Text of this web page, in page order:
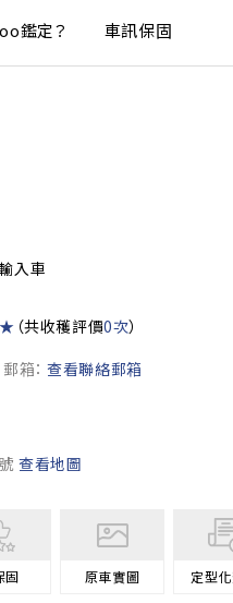
鑑定？ 車訊保固
入車
★ （共收穫評價0次）
郵箱： 查看聯絡郵箱
查看地圖
固 原車實圖 定型